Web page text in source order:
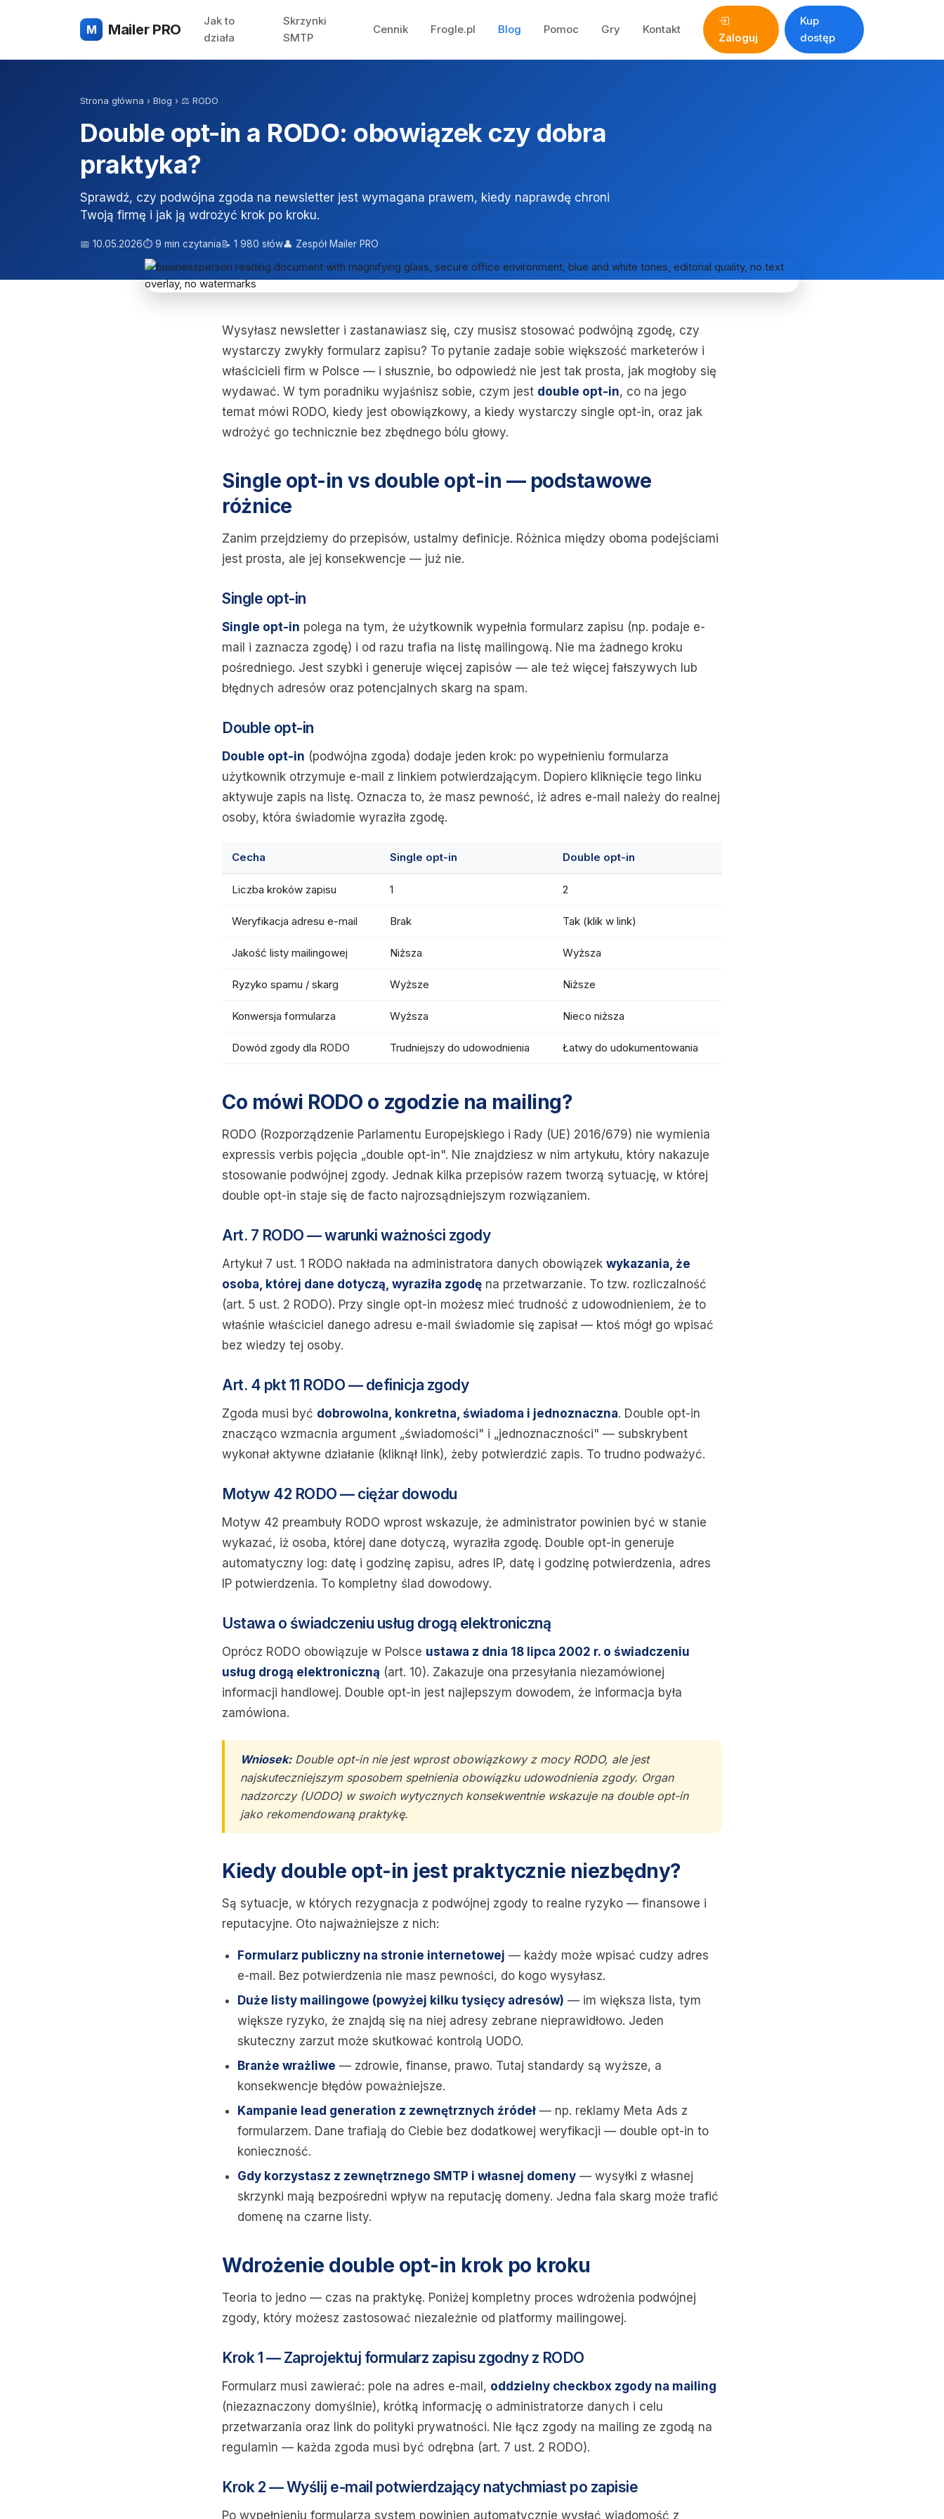
M Mailer PRO
Jak to
działa
Skrzynki
SMTP
Cennik Frogle.pl Blog Pomoc Gry Kontakt
Zaloguj
Kup
dostęp
Strona główna › Blog › ⚖️ RODO
Double opt-in a RODO: obowiązek czy dobra
praktyka?
Sprawdź, czy podwójna zgoda na newsletter jest wymagana prawem, kiedy naprawdę chroni
Twoją firmę i jak ją wdrożyć krok po kroku.
📅 10.05.2026⏱ 9 min czytania📝 1 980 słów👤 Zespół Mailer PRO
Wysyłasz newsletter i zastanawiasz się, czy musisz stosować podwójną zgodę, czy
wystarczy zwykły formularz zapisu? To pytanie zadaje sobie większość marketerów i
właścicieli firm w Polsce — i słusznie, bo odpowiedź nie jest tak prosta, jak mogłoby się
wydawać. W tym poradniku wyjaśnisz sobie, czym jest double opt-in, co na jego
temat mówi RODO, kiedy jest obowiązkowy, a kiedy wystarczy single opt-in, oraz jak
wdrożyć go technicznie bez zbędnego bólu głowy.
Single opt-in vs double opt-in — podstawowe
różnice
Zanim przejdziemy do przepisów, ustalmy definicje. Różnica między oboma podejściami
jest prosta, ale jej konsekwencje — już nie.
Single opt-in
Single opt-in polega na tym, że użytkownik wypełnia formularz zapisu (np. podaje e-
mail i zaznacza zgodę) i od razu trafia na listę mailingową. Nie ma żadnego kroku
pośredniego. Jest szybki i generuje więcej zapisów — ale też więcej fałszywych lub
błędnych adresów oraz potencjalnych skarg na spam.
Double opt-in
Double opt-in (podwójna zgoda) dodaje jeden krok: po wypełnieniu formularza
użytkownik otrzymuje e-mail z linkiem potwierdzającym. Dopiero kliknięcie tego linku
aktywuje zapis na listę. Oznacza to, że masz pewność, iż adres e-mail należy do realnej
osoby, która świadomie wyraziła zgodę.
Cecha Single opt-in Double opt-in
Liczba kroków zapisu 1 2
Weryfikacja adresu e-mail Brak Tak (klik w link)
Jakość listy mailingowej Niższa Wyższa
Ryzyko spamu / skarg Wyższe Niższe
Konwersja formularza Wyższa Nieco niższa
Dowód zgody dla RODO Trudniejszy do udowodnienia Łatwy do udokumentowania
Co mówi RODO o zgodzie na mailing?
RODO (Rozporządzenie Parlamentu Europejskiego i Rady (UE) 2016/679) nie wymienia
expressis verbis pojęcia „double opt-in". Nie znajdziesz w nim artykułu, który nakazuje
stosowanie podwójnej zgody. Jednak kilka przepisów razem tworzą sytuację, w której
double opt-in staje się de facto najrozsądniejszym rozwiązaniem.
Art. 7 RODO — warunki ważności zgody
Artykuł 7 ust. 1 RODO nakłada na administratora danych obowiązek wykazania, że
osoba, której dane dotyczą, wyraziła zgodę na przetwarzanie. To tzw. rozliczalność
(art. 5 ust. 2 RODO). Przy single opt-in możesz mieć trudność z udowodnieniem, że to
właśnie właściciel danego adresu e-mail świadomie się zapisał — ktoś mógł go wpisać
bez wiedzy tej osoby.
Art. 4 pkt 11 RODO — definicja zgody
Zgoda musi być dobrowolna, konkretna, świadoma i jednoznaczna. Double opt-in
znacząco wzmacnia argument „świadomości" i „jednoznaczności" — subskrybent
wykonał aktywne działanie (kliknął link), żeby potwierdzić zapis. To trudno podważyć.
Motyw 42 RODO — ciężar dowodu
Motyw 42 preambuły RODO wprost wskazuje, że administrator powinien być w stanie
wykazać, iż osoba, której dane dotyczą, wyraziła zgodę. Double opt-in generuje
automatyczny log: datę i godzinę zapisu, adres IP, datę i godzinę potwierdzenia, adres
IP potwierdzenia. To kompletny ślad dowodowy.
Ustawa o świadczeniu usług drogą elektroniczną
Oprócz RODO obowiązuje w Polsce ustawa z dnia 18 lipca 2002 r. o świadczeniu
usług drogą elektroniczną (art. 10). Zakazuje ona przesyłania niezamówionej
informacji handlowej. Double opt-in jest najlepszym dowodem, że informacja była
zamówiona.
Wniosek:Double opt-in nie jest wprost obowiązkowy z mocy RODO, ale jest
najskuteczniejszym sposobem spełnienia obowiązku udowodnienia zgody. Organ
nadzorczy (UODO) w swoich wytycznych konsekwentnie wskazuje na double opt-in
jako rekomendowaną praktykę.
Kiedy double opt-in jest praktycznie niezbędny?
Są sytuacje, w których rezygnacja z podwójnej zgody to realne ryzyko — finansowe i
reputacyjne. Oto najważniejsze z nich:
Formularz publiczny na stronie internetowej — każdy może wpisać cudzy adres
e-mail. Bez potwierdzenia nie masz pewności, do kogo wysyłasz.
Duże listy mailingowe (powyżej kilku tysięcy adresów) — im większa lista, tym
większe ryzyko, że znajdą się na niej adresy zebrane nieprawidłowo. Jeden
skuteczny zarzut może skutkować kontrolą UODO.
Branże wrażliwe — zdrowie, finanse, prawo. Tutaj standardy są wyższe, a
konsekwencje błędów poważniejsze.
Kampanie lead generation z zewnętrznych źródeł — np. reklamy Meta Ads z
formularzem. Dane trafiają do Ciebie bez dodatkowej weryfikacji — double opt-in to
konieczność.
Gdy korzystasz z zewnętrznego SMTP i własnej domeny — wysyłki z własnej
skrzynki mają bezpośredni wpływ na reputację domeny. Jedna fala skarg może trafić
domenę na czarne listy.
Wdrożenie double opt-in krok po kroku
Teoria to jedno — czas na praktykę. Poniżej kompletny proces wdrożenia podwójnej
zgody, który możesz zastosować niezależnie od platformy mailingowej.
Krok 1 — Zaprojektuj formularz zapisu zgodny z RODO
Formularz musi zawierać: pole na adres e-mail, oddzielny checkbox zgody na mailing
(niezaznaczony domyślnie), krótką informację o administratorze danych i celu
przetwarzania oraz link do polityki prywatności. Nie łącz zgody na mailing ze zgodą na
regulamin — każda zgoda musi być odrębna (art. 7 ust. 2 RODO).
Krok 2 — Wyślij e-mail potwierdzający natychmiast po zapisie
Po wypełnieniu formularza system powinien automatycznie wysłać wiadomość z